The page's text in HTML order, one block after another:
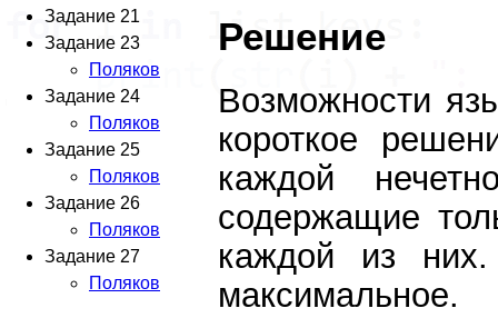
Задание 21
Задание 23
Поляков
Задание 24
Поляков
Задание 25
Поляков
Задание 26
Поляков
Задание 27
Поляков
Решение
Возможности
короткое
каждой
содержащие
каждой из
максимальное.